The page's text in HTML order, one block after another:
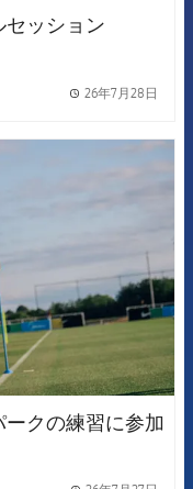
ッション
26年7月28日
クの練習に参加